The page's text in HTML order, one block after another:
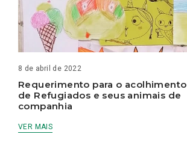
8 de abril de 2022
Requerimento para o acolhimento
de Refugiados e seus animais de
companhia
VER MAIS